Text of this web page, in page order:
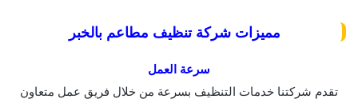
مميزات شركة تنظيف مطاعم بالخبر
سرعة العمل
تقدم شركتنا خدمات التنظيف بسرعة من خلال فريق عمل متعاون